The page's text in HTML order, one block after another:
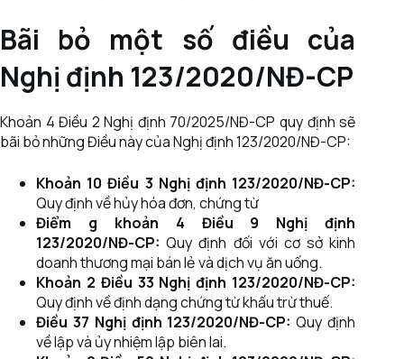
Bãi bỏ một số điều của
Nghị định 123/2020/NĐ-CP
Khoản 4 Điều 2 Nghị định 70/2025/NĐ-CP quy định sẽ
bãi bỏ những Điều này của Nghị định 123/2020/NĐ-CP:
Khoản 10 Điều 3 Nghị định 123/2020/NĐ-CP:
Quy định về hủy hóa đơn, chứng từ
Điểm g khoản 4 Điều 9 Nghị định
123/2020/NĐ-CP: Quy định đối với cơ sở kinh
doanh thương mại bán lẻ và dịch vụ ăn uống.
Khoản 2 Điều 33 Nghị định 123/2020/NĐ-CP:
Quy định về định dạng chứng từ khấu trừ thuế.
Điều 37 Nghị định 123/2020/NĐ-CP: Quy định
về lập và ủy nhiệm lập biên lai.